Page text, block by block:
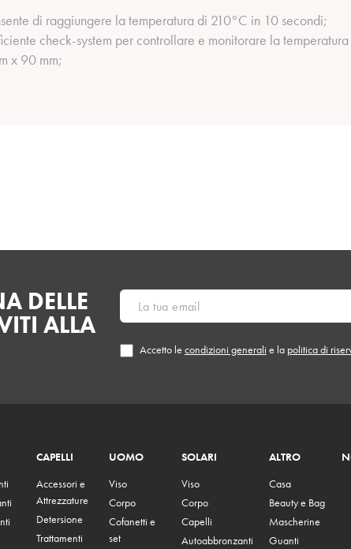
di raggiungere la temperatura di 210°C in 10 secondi;
check-system per controllare e monitorare la
x 90 mm;
DELLE
ALLA
Accetto le condizioni generali e la politica di
CAPELLI
Accessori e
Attrezzature
Detersione
Trattamenti
UOMO
Viso
Corpo
Cofanetti e
set
SOLARI
Viso
Corpo
Capelli
Autoabbronzanti
ALTRO
Casa
Beauty e Bag
Mascherine
Guanti